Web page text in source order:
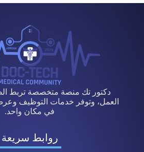
دكتور تك منصة متخصصة تربط
العمل، وتوفر خدمات التوظيف
في مكان واحد.
روابط سريعة